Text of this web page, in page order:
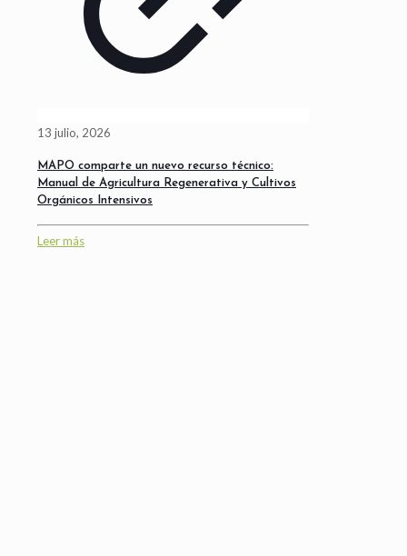
13 julio, 2026
MAPO comparte un nuevo recurso técnico:
Manual de Agricultura Regenerativa y Cultivos
Orgánicos Intensivos
Leer más